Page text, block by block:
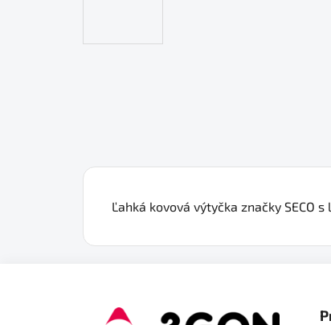
Ľahká kovová výtyčka značky SECO